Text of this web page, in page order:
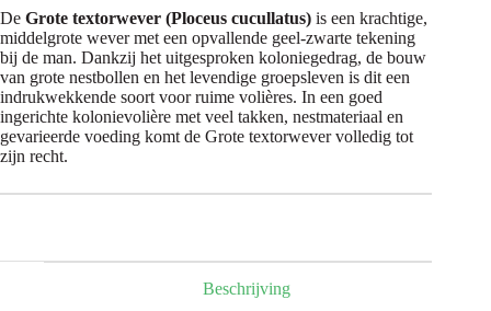
De Grote textorwever (Ploceus cucullatus) is een krachtige,
middelgrote wever met een opvallende geel-zwarte tekening
bij de man. Dankzij het uitgesproken koloniegedrag, de bouw
van grote nestbollen en het levendige groepsleven is dit een
indrukwekkende soort voor ruime volières. In een goed
ingerichte kolonievolière met veel takken, nestmateriaal en
gevarieerde voeding komt de Grote textorwever volledig tot
zijn recht.
Beschrijving